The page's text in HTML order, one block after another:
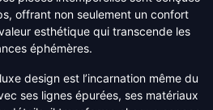
offrant non seulement un confort
esthétique qui transcende les
éphémères.
design est l’incarnation même du
ses lignes épurées, ses matériaux